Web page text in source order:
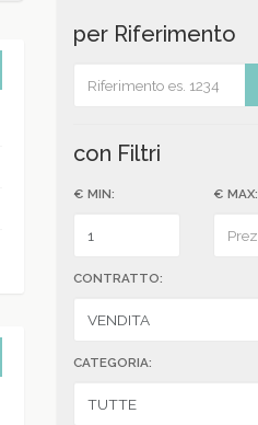
per Riferimento
con Filtri
€ MIN: € MAX:
CONTRATTO:
CATEGORIA: